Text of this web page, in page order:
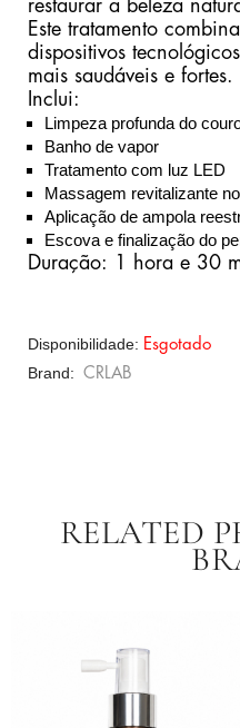
restaurar a beleza
Este tratamento
dispositivos
mais saudáveis e fortes.
Inclui:
Limpeza profunda do
Banho de vapor
Tratamento com luz LED
Massagem revitalizante
Aplicação de ampola
Escova e finalização do
Duração: 1 hora e 30
Disponibilidade: Esgotado
Brand CRLAB
RELATED